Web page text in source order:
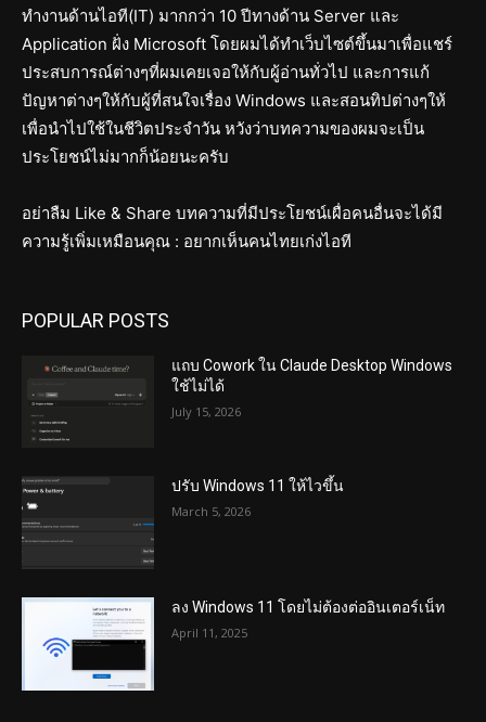
ทำงานด้านไอที(IT) มากกว่า 10 ปีทางด้าน Server และ
Application ฝั่ง Microsoft โดยผมได้ทำเว็บไซต์ขึ้นมาเพื่อแชร์
ประสบการณ์ต่างๆที่ผมเคยเจอให้กับผู้อ่านทั่วไป และการแก้
ปัญหาต่างๆให้กับผู้ที่สนใจเรื่อง Windows และสอนทิปต่างๆให้
เพื่อนำไปใช้ในชีวิตประจำวัน หวังว่าบทความของผมจะเป็น
ประโยชน์ไม่มากก็น้อยนะครับ
อย่าลืม Like & Share บทความที่มีประโยชน์เผื่อคนอื่นจะได้มี
ความรู้เพิ่มเหมือนคุณ : อยากเห็นคนไทยเก่งไอที
POPULAR POSTS
แถบ Cowork ใน Claude Desktop Windows
ใช้ไม่ได้
July 15, 2026
ปรับ Windows 11 ให้ไวขึ้น
March 5, 2026
ลง Windows 11 โดยไม่ต้องต่ออินเตอร์เน็ท
April 11, 2025